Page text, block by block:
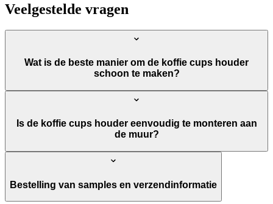
Veelgestelde vragen
Wat is de beste manier om de koffie cups houder
schoon te maken?
Is de koffie cups houder eenvoudig te monteren aan
de muur?
Bestelling van samples en verzendinformatie